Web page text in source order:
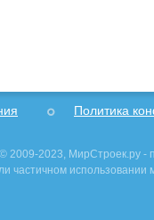
Политика
© 2009-2023, МирСтроек.ру -
частичном использовании